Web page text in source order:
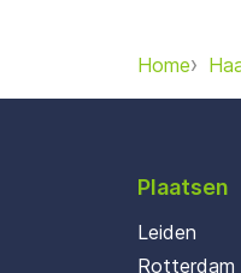
Home
Plaatsen
Leiden
Rotterdam